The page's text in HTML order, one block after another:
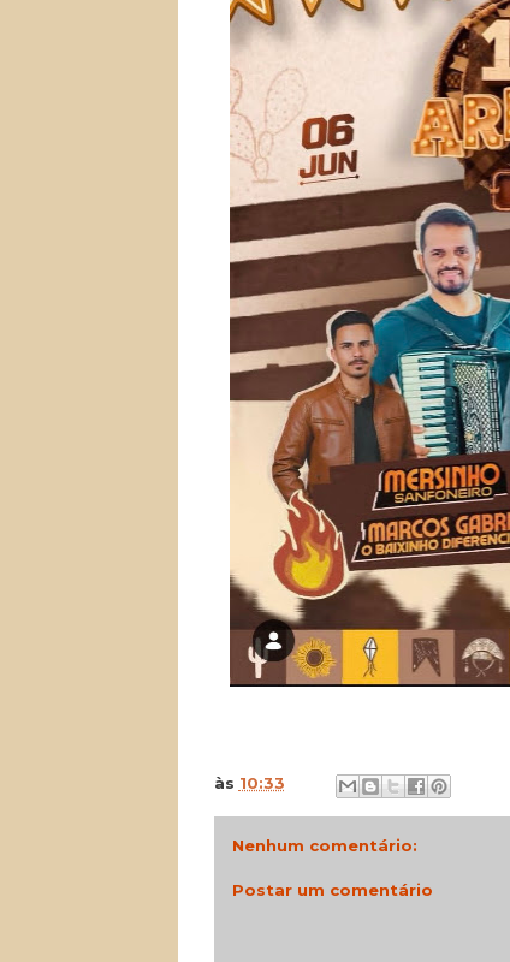
às 10:33
Nenhum comentário:
Postar um comentário